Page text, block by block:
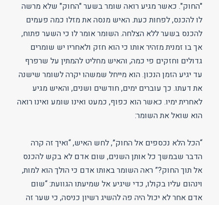
"החוק". כאשר מגיע רואה שומר בשער "החוק" שלא מרשה
לו להכנס, לפחות כעת. האיש מנסה את מזלו כמה פעמים
להכנס בשער ללא הצלחה. השומר אומר לו כי השער פתוח,
אך בו זמנית מזהיר אותו כי הוא חזק ולאחריו יש שומרים
גדולים וחזקים פי כמה, והאיש מחליט להמתין על שרפרף
עד יגיע הזמן הנכון. הוא מייחל שמשהו יקרה לשומר שישנה
את דעתו. כך עוברים ימים, חודשים ושנים, והאיש מגיע
לאחרית ימיו. כאשר הוא כפוף, כמעט ואינו שומע ואינו רואה
הוא שואל את השומר:
“הכל הלא נכספים אל החוק”, לחש האיש, “ואיך זה קרה
הדבר שבמשך כל אותן השנים, שום אדם לא בקש להכנס
אל תוך החוק?” ראה השומר באותו אדם כי הולך הוא למות,
וינהום עליו בקולו, כדי שיגיע אל שמיעתו הגוועת: “שום
אדם אחר לא יכול היה פה להשיג רשיון כניסה, כי שער זה